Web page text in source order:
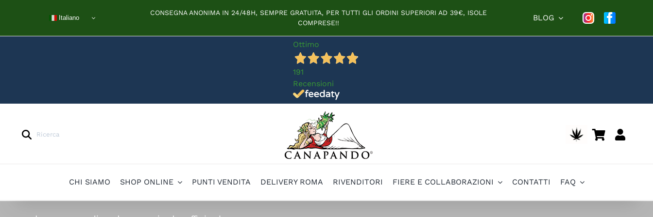
Italiano
CONSEGNA ANONIMA IN 24/48H, SEMPRE GRATUITA, PER TUTTI GLI ORDINI SUPERIORI AD 39€, ISOLE
COMPRESE!!
BLOG
Ottimo
191
Recensioni
Products
search
CHI SIAMO SHOP ONLINE PUNTI VENDITA DELIVERY ROMA RIVENDITORI FIERE E COLLABORAZIONI CONTATTI FAQ